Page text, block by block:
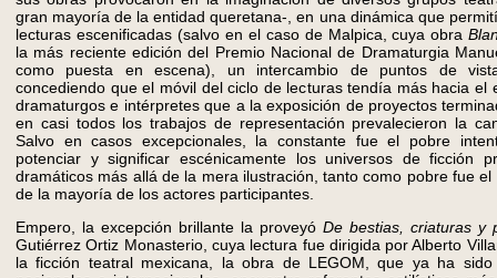
gran mayoría de la entidad queretana-, en una dinámica que
lecturas escenificadas (salvo en el caso de Malpica, cuya obra
la más reciente edición del Premio Nacional de Dramaturgia
como puesta en escena), un intercambio de puntos de
concediendo que el móvil del ciclo de lecturas tendía más hacia el
dramaturgos e intérpretes que a la exposición de proyectos
en casi todos los trabajos de representación prevalecieron la
Salvo en casos excepcionales, la constante fue el pobre
potenciar y significar escénicamente los universos de ficción
dramáticos más allá de la mera ilustración, tanto como pobre fue
de la mayoría de los actores participantes.
Empero, la excepción brillante la proveyó De bestias, criaturas y
Gutiérrez Ortiz Monasterio, cuya lectura fue dirigida por Alberto
la ficción teatral mexicana, la obra de LEGOM, que ya ha sido